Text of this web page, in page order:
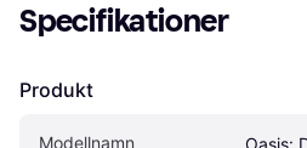
Specifikationer
Produkt
Modellnamn Oasis: